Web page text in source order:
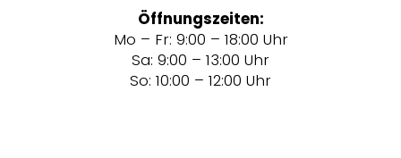
Öffnungszeiten:
Mo – Fr: 9:00 – 18:00 Uhr
Sa: 9:00 – 13:00 Uhr
So: 10:00 – 12:00 Uhr